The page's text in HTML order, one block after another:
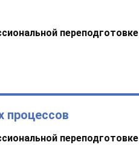
переподготовке
процессов
переподготовке